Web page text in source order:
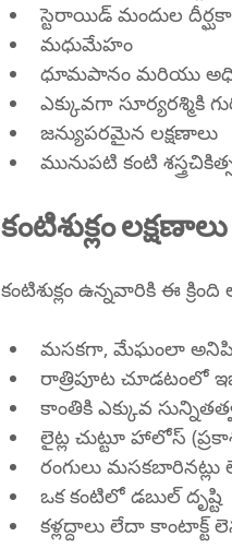
స్టెరాయిడ్ మందుల
మధుమేహం
ధూమపానం మరియు
ఎక్కువగా సూర్యరశ్మికి
జన్యుపరమైన లక్షణాలు
మునుపటి కంటి
కంటిశుక్లం లక్షణాలు
కంటిశుక్లం ఉన్నవారికి ఈ
మసకగా, మేఘంలా
రాత్రిపూట చూడటంలో
కాంతికి ఎక్కువ
లైట్ల చుట్టూ హాలోస్
రంగులు
ఒక కంటిలో డబుల్ దృష్టి
కళ్లద్దాలు లేదా కాంటాక్ట్